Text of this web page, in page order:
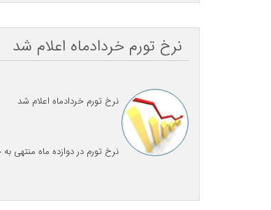
نرخ تورم خردادماه اعلام شد
نرخ تورم خردادماه اعلام شد
نرخ تورم در دوازده ماه منتهی به خردادماه ۱۳۹۶ نسبت به دوازده ماه منتهی به خردادماه سال